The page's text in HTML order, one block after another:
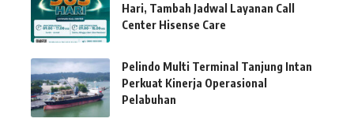
Hari, Tambah Jadwal Layanan Call
Center Hisense Care
Pelindo Multi Terminal Tanjung Intan
Perkuat Kinerja Operasional
Pelabuhan